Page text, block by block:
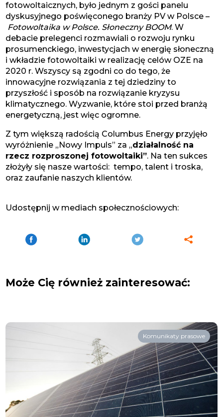
fotowoltaicznych, było jednym z gości panelu
dyskusyjnego poświęconego branży PV w Polsce –
Fotowoltaika w Polsce. Słoneczny BOOM. W
debacie prelegenci rozmawiali o rozwoju rynku
prosumenckiego, inwestycjach w energię słoneczną
i wkładzie fotowoltaiki w realizację celów OZE na
2020 r. Wszyscy są zgodni co do tego, że
innowacyjne rozwiązania z tej dziedziny to
przyszłość i sposób na rozwiązanie kryzysu
klimatycznego. Wyzwanie, które stoi przed branżą
energetyczną, jest więc ogromne.
Z tym większą radością Columbus Energy przyjęło
wyróżnienie „Nowy Impuls” za „działalność na
rzecz rozproszonej fotowoltaiki”. Na ten sukces
złożyły się nasze wartości: tempo, talent i troska,
oraz zaufanie naszych klientów.
Udostępnij w mediach społecznościowych:
Może Cię również zainteresować:
Komunikaty prasowe